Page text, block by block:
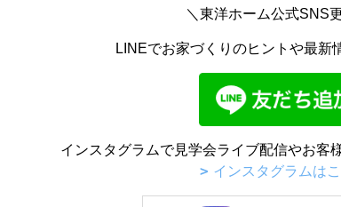
＼東洋ホーム公式SNS
LINEでお家づくりのヒントや最新
インスタグラムで見学会ライブ配信やお客
インスタグラムは